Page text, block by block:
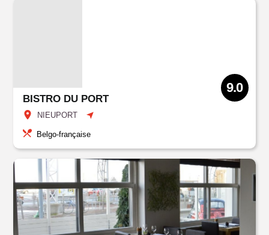
BISTRO DU PORT
NIEUPORT
9.0
Belgo-française